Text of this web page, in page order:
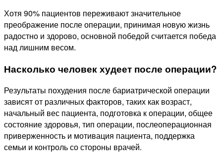
Хотя 90% пациентов переживают значительное
преображение после операции, принимая новую жизнь
радостно и здорово, основной победой считается победа
над лишним весом.
Насколько человек худеет после операции?
Результаты похудения после бариатрической операции
зависят от различных факторов, таких как возраст,
начальный вес пациента, подготовка к операции, общее
состояние здоровья, тип операции, послеоперационная
приверженность и мотивация пациента, поддержка
семьи и контроль со стороны врачей.